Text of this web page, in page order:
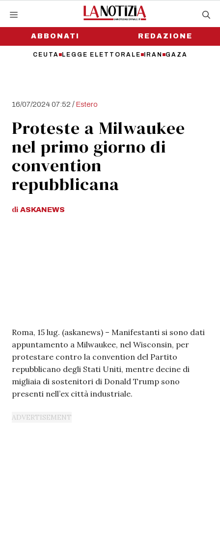
contenutoABBONATI
CEUTA LEGGE ELETTORALE IRAN GAZA
REDAZIONE
16/07/2024 07:52 /Estero
Proteste a Milwaukee
nel primo giorno di
convention
repubblicana
di ASKANEWS
Roma, 15 lug. (askanews) – Manifestanti si sono dati
appuntamento a Milwaukee, nel Wisconsin, per
protestare contro la convention del Partito
repubblicano degli Stati Uniti, mentre decine di
migliaia di sostenitori di Donald Trump sono
presenti nell’ex città industriale.